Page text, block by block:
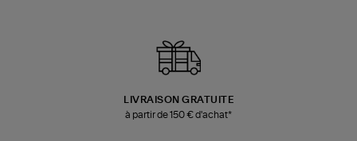
LIVRAISON GRATUITE
à partir de 150 € d'achat*